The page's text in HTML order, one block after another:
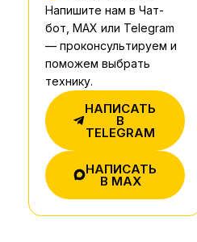
Напишите нам в Чат-
бот, MAX или Telegram
— проконсультируем и
поможем выбрать
технику.
НАПИСАТЬ
В
TELEGRAM
НАПИСАТЬ
В MAX